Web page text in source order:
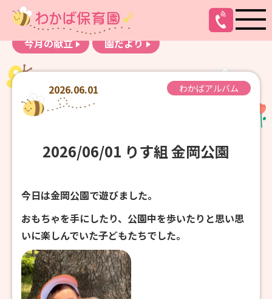
お知らせ
わかばアルバム
今月の献立
園だより
2026.06.01 わかばアルバム
2026/06/01 りす組 金岡公園
今日は金岡公園で遊びました。
おもちゃを手にしたり、公園中を歩いたりと思い思
いに楽しんでいた子どもたちでした。